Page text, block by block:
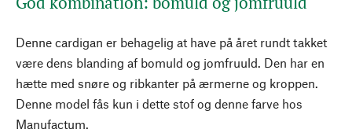
Denne cardigan er behagelig at have på året rundt takket
være dens blanding af bomuld og jomfruuld. Den har en
hætte med snøre og ribkanter på ærmerne og kroppen.
Denne model fås kun i dette stof og denne farve hos
Manufactum.